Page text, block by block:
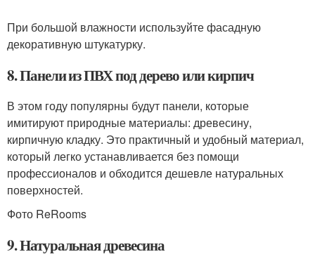
При большой влажности используйте фасадную
декоративную штукатурку.
8. Панели из ПВХ под дерево или кирпич
В этом году популярны будут панели, которые
имитируют природные материалы: древесину,
кирпичную кладку. Это практичный и удобный материал,
который легко устанавливается без помощи
профессионалов и обходится дешевле натуральных
поверхностей.
Фото ReRooms
9. Натуральная древесина